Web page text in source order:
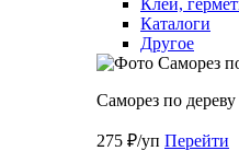
Клей,
Каталоги
Другое
Саморез по
275 ₽/уп Перейти